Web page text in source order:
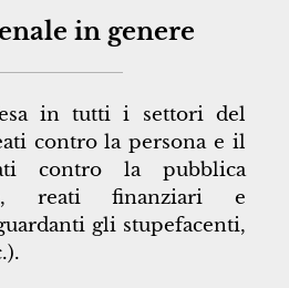
in genere
in tutti i settori del
contro la persona e il
contro la pubblica
reati finanziari e
gli stupefacenti,